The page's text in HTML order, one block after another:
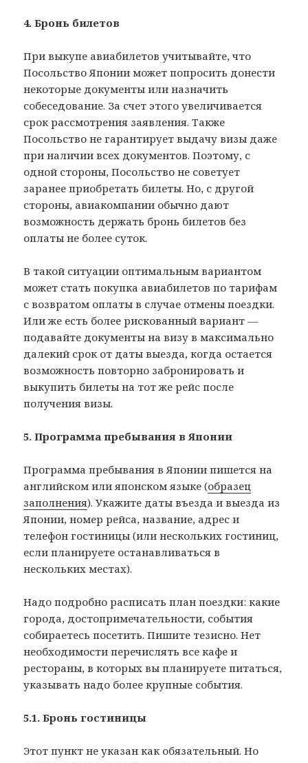
4. Бронь билетов
При выкупе авиабилетов учитывайте, что
Посольство Японии может попросить донести
некоторые документы или назначить
собеседование. За счет этого увеличивается
срок рассмотрения заявления. Также
Посольство не гарантирует выдачу визы даже
при наличии всех документов. Поэтому, с
одной стороны, Посольство не советует
заранее приобретать билеты. Но, с другой
стороны, авиакомпании обычно дают
возможность держать бронь билетов без
оплаты не более суток.
В такой ситуации оптимальным вариантом
может стать покупка авиабилетов по тарифам
с возвратом оплаты в случае отмены поездки.
Или же есть более рискованный вариант —
подавайте документы на визу в максимально
далекий срок от даты выезда, когда остается
возможность повторно забронировать и
выкупить билеты на тот же рейс после
получения визы.
5. Программа пребывания в Японии
Программа пребывания в Японии пишется на
английском или японском языке (образец
заполнения). Укажите даты въезда и выезда из
Японии, номер рейса, название, адрес и
телефон гостиницы (или нескольких гостиниц,
если планируете останавливаться в
нескольких местах).
Надо подробно расписать план поездки: какие
города, достопримечательности, события
собираетесь посетить. Пишите тезисно. Нет
необходимости перечислять все кафе и
рестораны, в которых вы планируете питаться,
указывать надо более крупные события.
5.1. Бронь гостиницы
Этот пункт не указан как обязательный. Но